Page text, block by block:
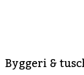
Byggeri &